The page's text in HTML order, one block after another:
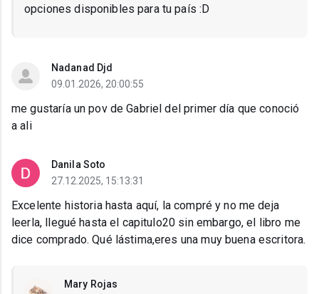
opciones disponibles para tu país :D
Nadanad Djd
09.01.2026, 20:00:55
me gustaría un pov de Gabriel del primer día que conoció
a ali
Danila Soto
27.12.2025, 15:13:31
Excelente historia hasta aquí, la compré y no me deja
leerla, llegué hasta el capitulo20 sin embargo, el libro me
dice comprado. Qué lástima,eres una muy buena escritora.
Mary Rojas